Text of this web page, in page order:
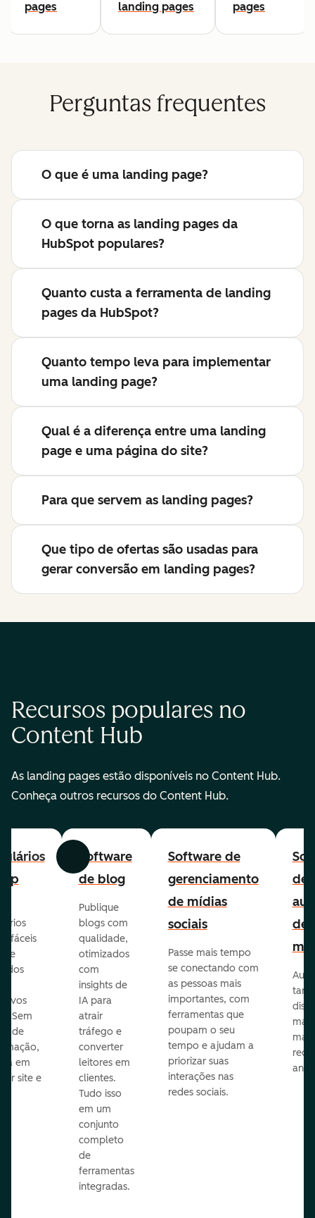
pages landing pages pages
Perguntas frequentes
O que é uma landing page?
O que torna as landing pages da
HubSpot populares?
Quanto custa a ferramenta de landing
pages da HubSpot?
Quanto tempo leva para implementar
uma landing page?
Qual é a diferença entre uma landing
page e uma página do site?
Para que servem as landing pages?
Que tipo de ofertas são usadas para
gerar conversão em landing pages?
Recursos populares no
Content Hub
As landing pages estão disponíveis no Content Hub.
Conheça outros recursos do Content Hub.
Anterior Avançar
fáceis
e
Sem
de
em
site e
Software
de blog
Publique
blogs com
qualidade,
otimizados
com
insights de
IA para
atrair
tráfego e
converter
leitores em
clientes.
Tudo isso
em um
conjunto
completo
de
ferramentas
integradas.
Software de
gerenciamento
de mídias
sociais
Passe mais tempo
se conectando com
as pessoas mais
importantes, com
ferramentas que
poupam o seu
tempo e ajudam a
priorizar suas
interações nas
redes sociais.
de
de
mail